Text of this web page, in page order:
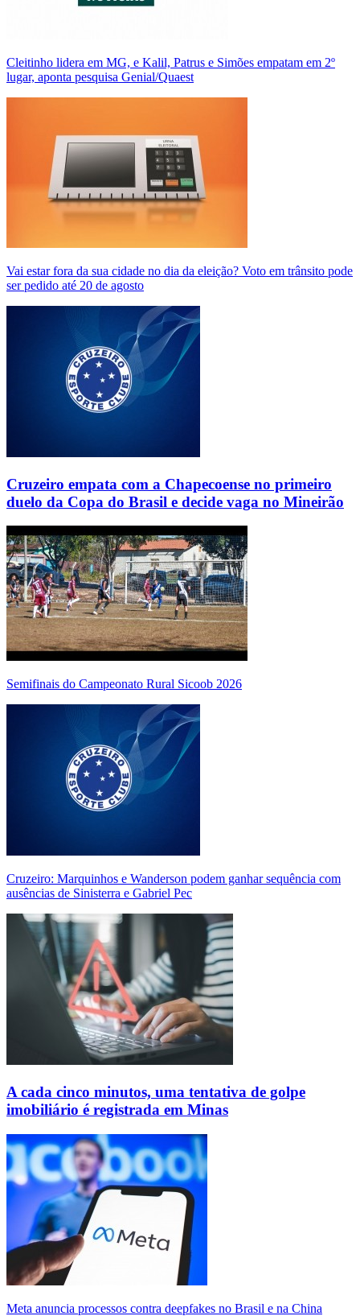
Cleitinho lidera em MG, e Kalil, Patrus e Simões empatam em 2º
lugar, aponta pesquisa Genial/Quaest
Vai estar fora da sua cidade no dia da eleição? Voto em trânsito pode
ser pedido até 20 de agosto
Cruzeiro empata com a Chapecoense no primeiro
duelo da Copa do Brasil e decide vaga no Mineirão
Semifinais do Campeonato Rural Sicoob 2026
Cruzeiro: Marquinhos e Wanderson podem ganhar sequência com
ausências de Sinisterra e Gabriel Pec
A cada cinco minutos, uma tentativa de golpe
imobiliário é registrada em Minas
Meta anuncia processos contra deepfakes no Brasil e na China